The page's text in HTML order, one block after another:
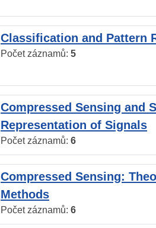
Classification and Pattern
Počet záznamů: 5
Compressed Sensing and
Representation of Signals
Počet záznamů: 6
Compressed Sensing:
Methods
Počet záznamů: 6